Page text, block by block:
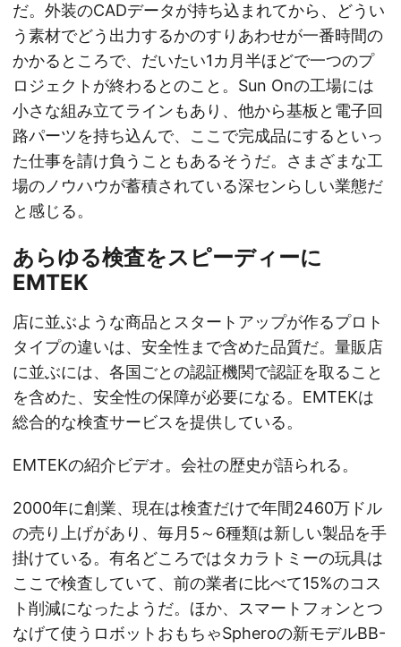
だ。外装のCADデータが持ち込まれてから、どうい
う素材でどう出力するかのすりあわせが一番時間の
かかるところで、だいたい1カ月半ほどで一つのプ
ロジェクトが終わるとのこと。Sun Onの工場には
小さな組み立てラインもあり、他から基板と電子回
路パーツを持ち込んで、ここで完成品にするといっ
た仕事を請け負うこともあるそうだ。さまざまな工
場のノウハウが蓄積されている深センらしい業態だ
と感じる。
あらゆる検査をスピーディーに
EMTEK
店に並ぶような商品とスタートアップが作るプロト
タイプの違いは、安全性まで含めた品質だ。量販店
に並ぶには、各国ごとの認証機関で認証を取ること
を含めた、安全性の保障が必要になる。EMTEKは
総合的な検査サービスを提供している。
EMTEKの紹介ビデオ。会社の歴史が語られる。
2000年に創業、現在は検査だけで年間2460万ドル
の売り上げがあり、毎月5～6種類は新しい製品を手
掛けている。有名どころではタカラトミーの玩具は
ここで検査していて、前の業者に比べて15%のコス
ト削減になったようだ。ほか、スマートフォンとつ
なげて使うロボットおもちゃSpheroの新モデルBB-